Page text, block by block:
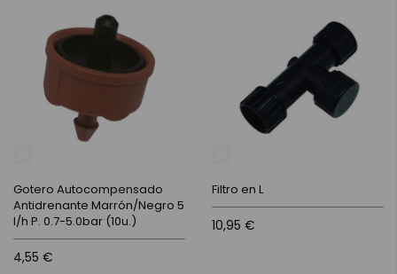
Gotero Autocompensado
Antidrenante Marrón/Negro 5
l/h P. 0.7-5.0bar (10u.)
4,55 €
Filtro en L
10,95 €